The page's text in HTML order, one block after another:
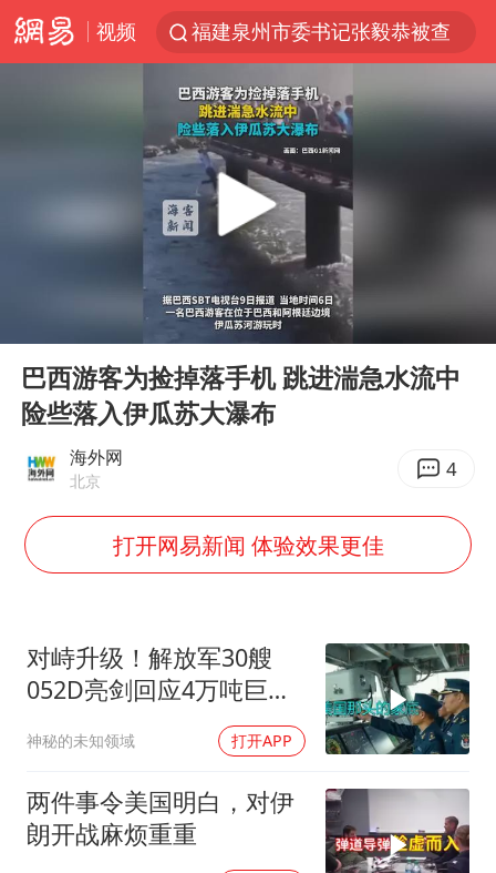
视频
福建泉州市委书记张毅恭被查
曝韩国足协为外籍裁判员安排色情招待
向鹏0-3不敌张本智和
“新疆阿勒泰八月能滑雪”不实
“立秋的第一杯奶茶”又爆单了
陈幸同晋级WTT横滨冠军赛8强
宇树科技中一签需缴款7.54万元
山东潍坊发布大风黄色预警
夯实基础开新局
Play
00:15
巴西游客为捡掉落手机 跳进湍急水流中
险些落入伊瓜苏大瀑布
海外网
北京 4
打开网易新闻 体验效果更佳
对峙升级！解放军30艘
052D亮剑回应4万吨巨舰
神秘的未知领域 打开APP
两件事令美国明白，对伊
朗开战麻烦重重